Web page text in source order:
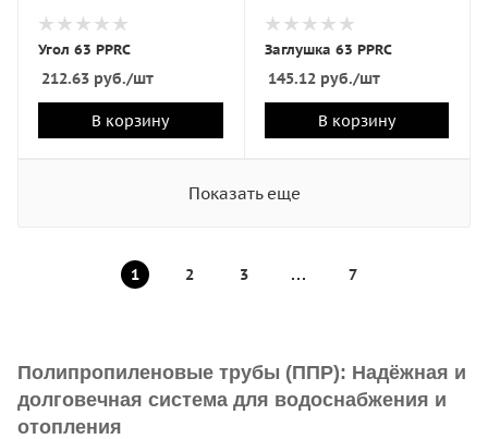
Угол 63 PPRC
212.63 руб./шт
В корзину
Заглушка 63 PPRC
145.12руб./шт
В корзину
Показать еще
1 2 3 7
Полипропиленовые трубы (ППР): Надёжная и
долговечная система для водоснабжения и
отопления